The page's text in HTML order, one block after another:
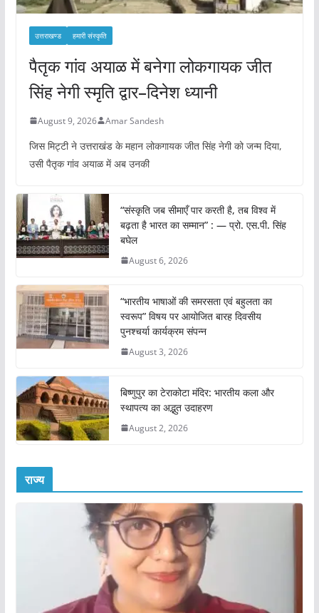
उत्तराखण्ड हमारी संस्कृति
पैतृक गांव अयाळ में बनेगा लोकगायक जीत
सिंह नेगी स्मृति द्वार–दिनेश ध्यानी
August 9, 2026 Amar Sandesh
जिस मिट्टी ने उत्तराखंड के महान लोकगायक जीत सिंह नेगी को जन्म दिया,
उसी पैतृक गांव अयाळ में अब उनकी
“संस्कृति जब सीमाएँ पार करती है, तब विश्व में
बढ़ता है भारत का सम्मान” : — प्रो. एस.पी. सिंह
बघेल
August 6, 2026
“भारतीय भाषाओं की समरसता एवं बहुलता का
स्वरूप” विषय पर आयोजित बारह दिवसीय
पुनश्चर्या कार्यक्रम संपन्न
August 3, 2026
बिष्णुपुर का टेराकोटा मंदिर: भारतीय कला और
स्थापत्य का अद्भुत उदाहरण
August 2, 2026
राज्य